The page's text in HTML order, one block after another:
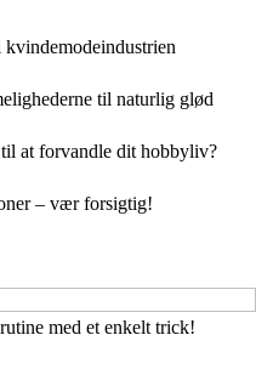
til naturlig glød
at forvandle dit hobbyliv?
– vær forsigtig!
med et enkelt trick!